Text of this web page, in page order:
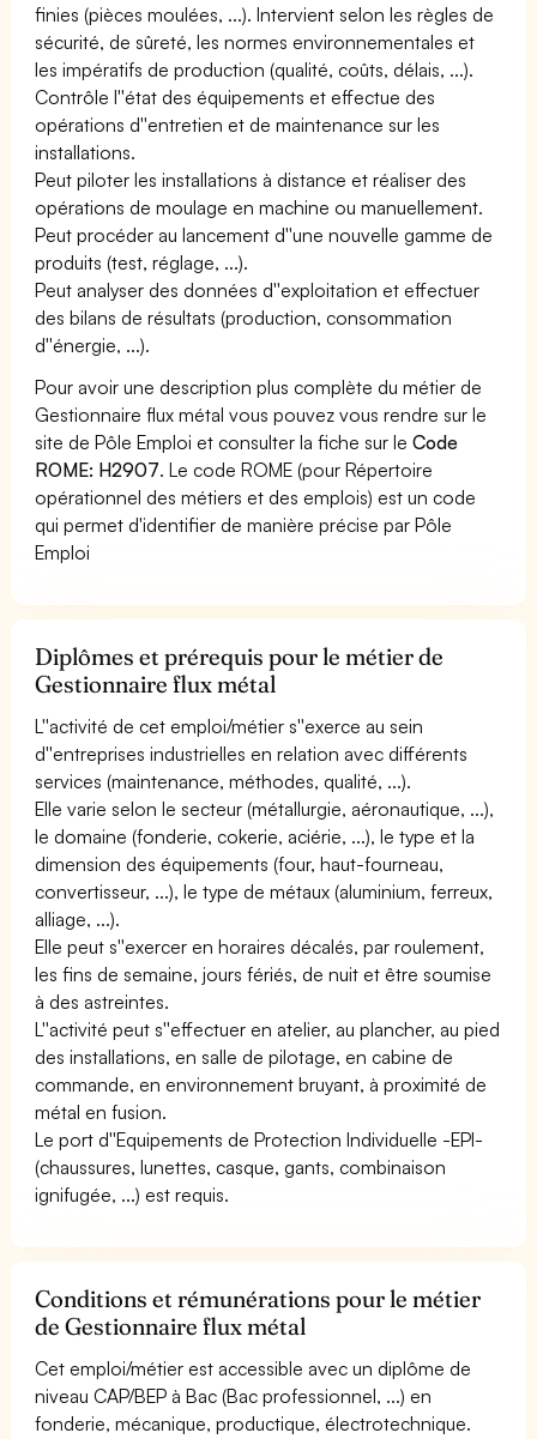
finies (pièces moulées, ...). Intervient selon les règles de
sécurité, de sûreté, les normes environnementales et
les impératifs de production (qualité, coûts, délais, ...).
Contrôle l''état des équipements et effectue des
opérations d''entretien et de maintenance sur les
installations.
Peut piloter les installations à distance et réaliser des
opérations de moulage en machine ou manuellement.
Peut procéder au lancement d''une nouvelle gamme de
produits (test, réglage, ...).
Peut analyser des données d''exploitation et effectuer
des bilans de résultats (production, consommation
d''énergie, ...).
Pour avoir une description plus complète du métier de
Gestionnaire flux métal vous pouvez vous rendre sur le
site de Pôle Emploi et consulter la fiche sur leCode
ROME: H2907. Le code ROME (pour Répertoire
opérationnel des métiers et des emplois) est un code
qui permet d'identifier de manière précise par Pôle
Emploi
Diplômes et prérequis pour le métier de
Gestionnaire flux métal
L''activité de cet emploi/métier s''exerce au sein
d''entreprises industrielles en relation avec différents
services (maintenance, méthodes, qualité, ...).
Elle varie selon le secteur (métallurgie, aéronautique, ...),
le domaine (fonderie, cokerie, aciérie, ...), le type et la
dimension des équipements (four, haut-fourneau,
convertisseur, ...), le type de métaux (aluminium, ferreux,
alliage, ...).
Elle peut s''exercer en horaires décalés, par roulement,
les fins de semaine, jours fériés, de nuit et être soumise
à des astreintes.
L''activité peut s''effectuer en atelier, au plancher, au pied
des installations, en salle de pilotage, en cabine de
commande, en environnement bruyant, à proximité de
métal en fusion.
Le port d''Equipements de Protection Individuelle -EPI-
(chaussures, lunettes, casque, gants, combinaison
ignifugée, ...) est requis.
Conditions et rémunérations pour le métier
de Gestionnaire flux métal
Cet emploi/métier est accessible avec un diplôme de
niveau CAP/BEP à Bac (Bac professionnel, ...) en
fonderie, mécanique, productique, électrotechnique.